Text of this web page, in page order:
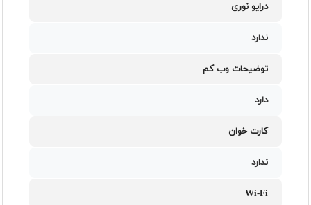
درایو نوری
ندارد
توضیحات وب کم
دارد
کارت خوان
ندارد
Wi-Fi